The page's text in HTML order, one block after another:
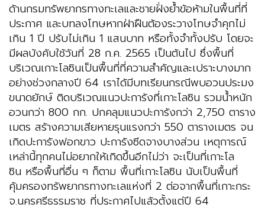
ด้านกรมทรัพยากรทางทะเลและชายฝั่งย้ำข้อห้ามในพื้นที่ที่
ประกาศ และบทลงโทษหากฝ่าฝืนต้องระวางโทษจำคุกไม่
เกิน 1 ปี ปรับไม่เกิน 1 แสนบาท หรือทั้งจำทั้งปรับ โดยจะ
มีผลบังคับใช้วันที่ 28 ก.ค. 2565 เป็นต้นไป ซึ่งพื้นที่
บริเวณเกาะโลซินเป็นพื้นที่ที่ความสำคัญและเปราะบางมาก
อย่างช่วงกลางปี 64 เราได้มีบทเรียนกรณีพบอวนประมง
ขนาดยักษ์ ติดบริเวณแนวปะการังที่เกาะโลซิน รวมน้ำหนัก
อวนกว่า 800 กก. ปกคลุมแนวปะการังกว่า 2,750 ตาราง
เมตร สร้างความเสียหายรุนแรงกว่า 550 ตารางเมตร จน
เกิดปะการังฟอกขาว ปะการังซีดจางบางส่วน เหตุการณ์
เหล่านี้ทุกคนไม่อยากให้เกิดขึ้นอีกไม่ว่า จะเป็นที่เกาะโล
ซิน หรือพื้นที่อื่น ๆ ก็ตาม พื้นที่เกาะโลซิน นับเป็นพื้นที่
คุ้มครองทรัพยากรทางทะเลแห่งที่ 2 ต่อจากพื้นที่เกาะกระ
จ.นครศรีธรรมราช ที่ประกาศไปแล้วตั้งแต่ปี 64